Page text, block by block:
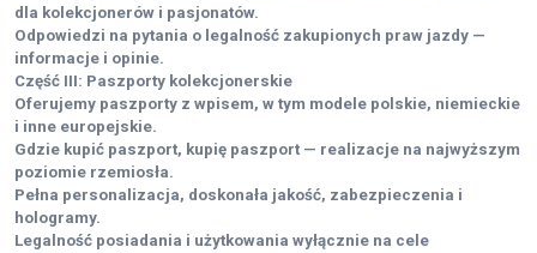
dla kolekcjonerów i pasjonatów.
Odpowiedzi na pytania o legalność zakupionych praw jazdy —
informacje i opinie.
Część III: Paszporty kolekcjonerskie
Oferujemy paszporty z wpisem, w tym modele polskie, niemieckie
i inne europejskie.
Gdzie kupić paszport, kupię paszport — realizacje na najwyższym
poziomie rzemiosła.
Pełna personalizacja, doskonała jakość, zabezpieczenia i
hologramy.
Legalność posiadania i użytkowania wyłącznie na cele